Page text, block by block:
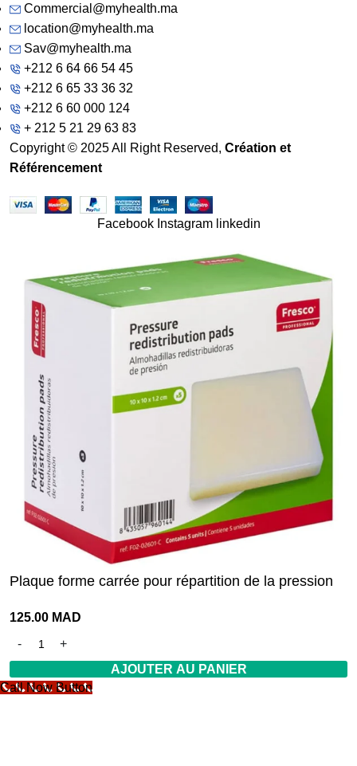
Commercial@myhealth.ma
location@myhealth.ma
Sav@myhealth.ma
+212 6 64 66 54 45
+212 6 65 33 36 32
+212 6 60 000 124
+ 212 5 21 29 63 83
Copyright © 2025 All Right Reserved, Création et
Référencement
Facebook Instagram linkedin
Plaque forme carrée pour répartition de la pression
125.00 MAD
AJOUTER AU PANIER
Call Now Button